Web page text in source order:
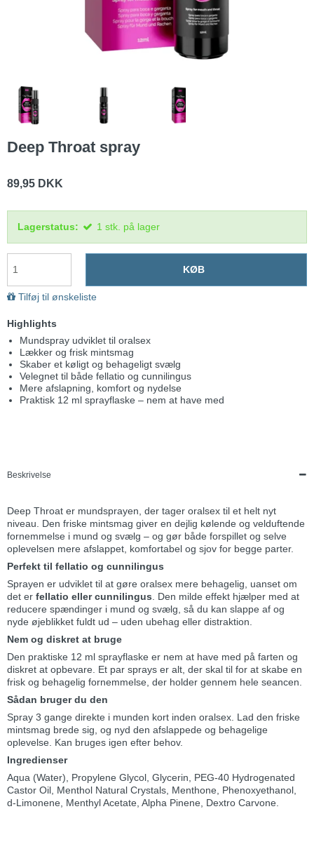
Deep Throat spray
89,95 DKK
Lagerstatus: 1 stk. på lager
KØB
Tilføj til ønskeliste
Highlights
Mundspray udviklet til oralsex
Lækker og frisk mintsmag
Skaber et køligt og behageligt svælg
Velegnet til både fellatio og cunnilingus
Mere afslapning, komfort og nydelse
Praktisk 12 ml sprayflaske – nem at have med
Beskrivelse
Deep Throat er mundsprayen, der tager oralsex til et helt nyt
niveau. Den friske mintsmag giver en dejlig kølende og velduftende
fornemmelse i mund og svælg – og gør både forspillet og selve
oplevelsen mere afslappet, komfortabel og sjov for begge parter.
Perfekt til fellatio og cunnilingus
Sprayen er udviklet til at gøre oralsex mere behagelig, uanset om
det er fellatio eller cunnilingus. Den milde effekt hjælper med at
reducere spændinger i mund og svælg, så du kan slappe af og
nyde øjeblikket fuldt ud – uden ubehag eller distraktion.
Nem og diskret at bruge
Den praktiske 12 ml sprayflaske er nem at have med på farten og
diskret at opbevare. Et par sprays er alt, der skal til for at skabe en
frisk og behagelig fornemmelse, der holder gennem hele seancen.
Sådan bruger du den
Spray 3 gange direkte i munden kort inden oralsex. Lad den friske
mintsmag brede sig, og nyd den afslappede og behagelige
oplevelse. Kan bruges igen efter behov.
Ingredienser
Aqua (Water), Propylene Glycol, Glycerin, PEG-40 Hydrogenated
Castor Oil, Menthol Natural Crystals, Menthone, Phenoxyethanol,
d-Limonene, Menthyl Acetate, Alpha Pinene, Dextro Carvone.